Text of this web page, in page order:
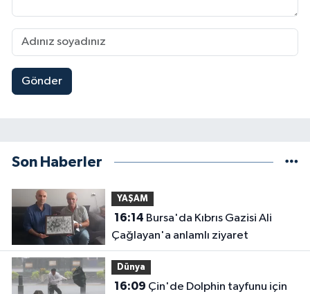
Gönder
Son Haberler
YAŞAM
16:14
Çağlayan'a anlamlı ziyaret
Dünya
16:09